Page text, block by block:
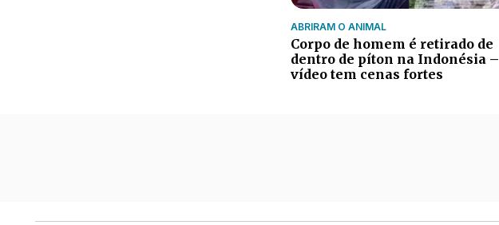
ABRIRAM O ANIMAL
Corpo de homem é retirado de
dentro de píton na Indonésia –
vídeo tem cenas fortes